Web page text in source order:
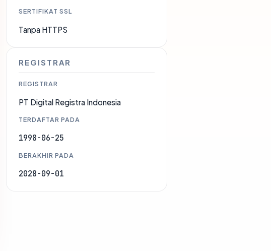
SERTIFIKAT SSL
Tanpa HTTPS
REGISTRAR
REGISTRAR
PT Digital Registra Indonesia
TERDAFTAR PADA
1998-06-25
BERAKHIR PADA
2028-09-01